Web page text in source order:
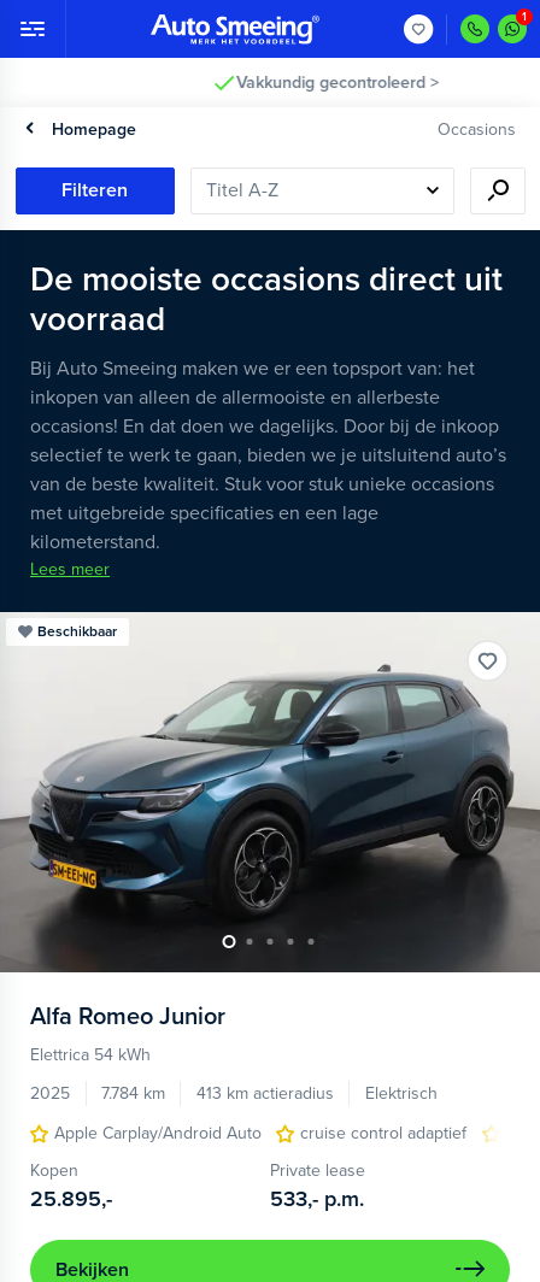
Vakkundig gecontroleerd >
Homepage Occasions
Filteren
De mooiste occasions direct uit
voorraad
Bij Auto Smeeing maken we er een topsport van: het
inkopen van alleen de allermooiste en allerbeste
occasions! En dat doen we dagelijks. Door bij de inkoop
selectief te werk te gaan, bieden we je uitsluitend auto’s
van de beste kwaliteit. Stuk voor stuk unieke occasions
met uitgebreide specificaties en een lage
kilometerstand.
Lees meer
Beschikbaar
Alfa Romeo Junior
Elettrica 54 kWh
2025
7.784 km 413 km actieradius
Elektrisch
Apple Carplay/Android Auto
cruise control adaptief
Kopen
25.895,-
Private lease
533,- p.m.
Bekijken